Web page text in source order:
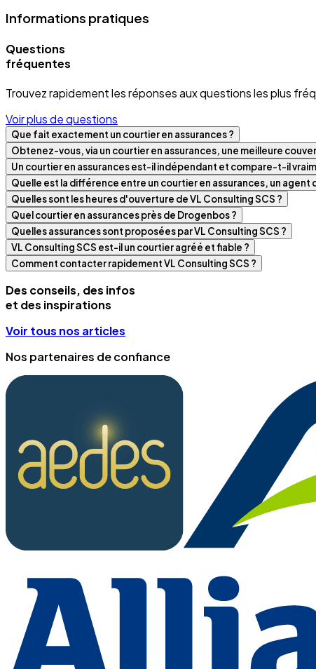
Informations pratiques
Questions
fréquentes
Trouvez rapidement les réponses aux questions les plus
Voir plus de questions
Que fait exactement un courtier en assurances ?
Obtenez-vous, via un courtier en assurances, une meilleure
Un courtier en assurances est-il indépendant et compare-t-il
Quelle est la différence entre un courtier en assurances, un
Quelles sont les heures d'ouverture de VL Consulting SCS ?
Quel courtier en assurances près de Drogenbos ?
Quelles assurances sont proposées par VL Consulting SCS ?
VL Consulting SCS est-il un courtier agréé et fiable ?
Comment contacter rapidement VL Consulting SCS ?
Des conseils, des infos
et des inspirations
Voir tous nos articles
Nos partenaires de confiance